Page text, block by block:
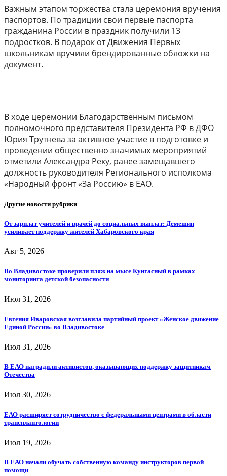
Важным этапом торжества стала церемония вручения
паспортов. По традиции свои первые паспорта
гражданина России в праздник получили 13
подростков. В подарок от Движения Первых
школьникам вручили брендированные обложки на
документ.
В ходе церемонии Благодарственным письмом
полномочного представителя Президента РФ в ДФО
Юрия Трутнева за активное участие в подготовке и
проведении общественно значимых мероприятий
отметили Александра Реку, ранее замещавшего
должность руководителя Регионального исполкома
«Народный фронт «За Россию» в ЕАО.
Другие новости рубрики
От зарплат учителей и врачей до социальных выплат: Демешин
усиливает поддержку жителей Хабаровского края
Авг 5, 2026
Во Владивостоке проверили пляж на мысе Кунгасный в рамках
мониторинга детской безопасности
Июл 31, 2026
Евгения Иваровская возглавила партийный проект «Женское движение
Единой России» во Владивостоке
Июл 31, 2026
В ЕАО наградили активистов, оказывающих поддержку защитникам
Отечества
Июл 30, 2026
ЕАО расширяет сотрудничество с федеральными центрами в области
трансплантологии
Июл 19, 2026
В ЕАО начали обучать собственную команду инструкторов первой
помощи